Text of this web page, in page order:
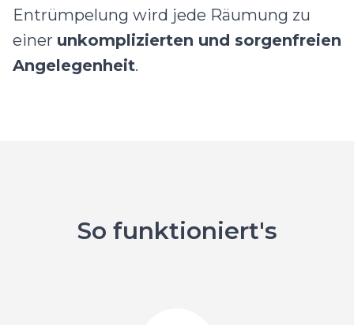
Entrümpelung wird jede Räumung zu
einer unkomplizierten und sorgenfreien
Angelegenheit.
So funktioniert's